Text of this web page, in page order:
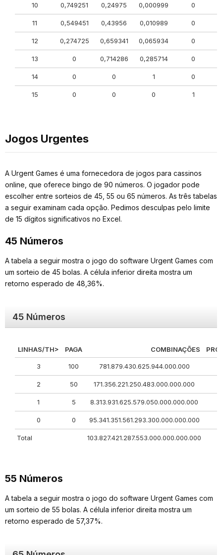
10 0,749251 0,24975 0,000999 0
11 0,549451 0,43956 0,010989 0
12 0,274725 0,659341 0,065934 0
13 0 0,714286 0,285714 0
14 0 0 1 0
15 0 0 0 1
Jogos Urgentes
A Urgent Games é uma fornecedora de jogos para cassinos
online, que oferece bingo de 90 números. O jogador pode
escolher entre sorteios de 45, 55 ou 65 números. As três tabelas
a seguir examinam cada opção. Pedimos desculpas pelo limite
de 15 dígitos significativos no Excel.
45 Números
A tabela a seguir mostra o jogo do software Urgent Games com
um sorteio de 45 bolas. A célula inferior direita mostra um
retorno esperado de 48,36%.
45 Números
LINHAS/TH> PAGA COMBINAÇÕES
3 100 781.879.430.625.944.000.000
2 50 171.356.221.250.483.000.000.000
1 5 8.313.931.625.579.050.000.000.000
0 0 95.341.351.561.293.300.000.000.000
Total 103.827.421.287.553.000.000.000.000
55 Números
A tabela a seguir mostra o jogo do software Urgent Games com
um sorteio de 55 bolas. A célula inferior direita mostra um
retorno esperado de 57,37%.